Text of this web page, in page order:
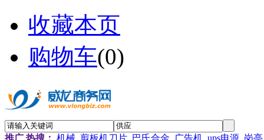
收藏本页
购物车(0)
推广 热搜： 机械 剪板机刀片 巴氏合金 广告机 ups电源 岗亭